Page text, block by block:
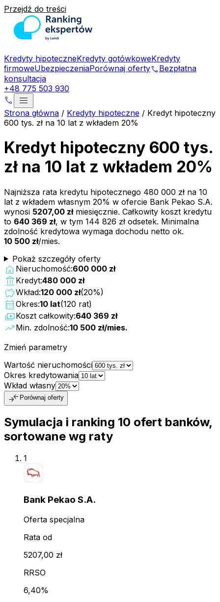
Przejdź do treści
Kredyty hipoteczneKredyty gotówkoweKredyty
firmoweUbezpieczeniaPorównaj ofertyphone Bezpłatna
konsultacja
+48 775 503 930
phone menu
Strona główna / Kredyty hipoteczne / Kredyt hipoteczny
600 tys. zł na 10 lat z wkładem 20%
Kredyt hipoteczny 600 tys.
zł na 10 lat z wkładem 20%
Najniższa rata kredytu hipotecznego 480 000 zł na 10
lat z wkładem własnym 20% w ofercie Bank Pekao S.A.
wynosi 5207,00 złmiesięcznie. Całkowity koszt kredytu
to 640 369 zł, w tym 144 826 zł odsetek. Minimalna
zdolność kredytowa wymaga dochodu netto ok.
10 500 zł/mies.
Pokaż szczegóły oferty
home Nieruchomość:600 000 zł
account_balance Kredyt:480 000 zł
savingsWkład:120 000 zł(20%)
calendar_month Okres:10 lat(120 rat)
paymentsKoszt całkowity:640 369 zł
trending_up Min. zdolność:10 500 zł/mies.
Zmień parametry
Wartość nieruchomości
Okres kredytowania
Wkład własny
compare_arrows Porównaj oferty
Symulacja i ranking 10 ofert banków,
sortowane wg raty
1
Bank Pekao S.A.
Oferta specjalna
Rata od
5207,00 zł
RRSO
6,40%